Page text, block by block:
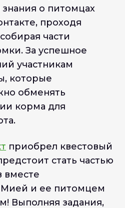
о питомцах
проходя
части
За успешное
участникам
которые
обменять
корма для
приобрел квестовый
стать частью
вместе
Мией и ее питомцем
Выполняя задания,